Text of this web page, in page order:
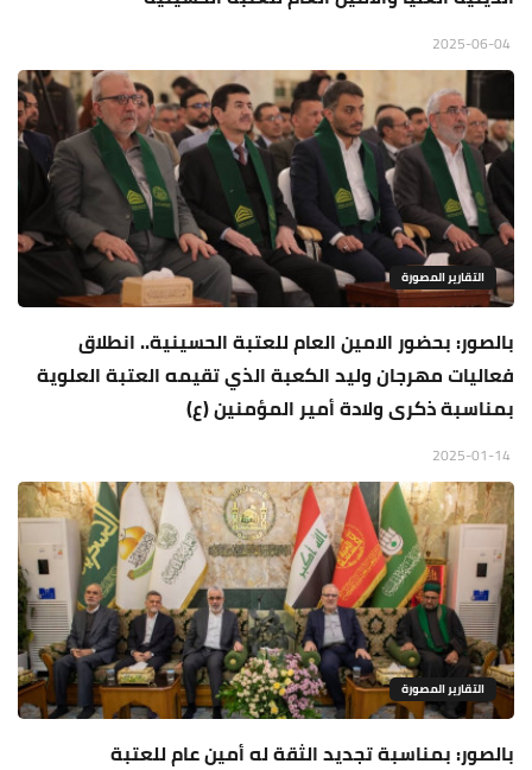
التقارير المصورة
بالصور: بحضور الامين العام للعتبة الحسينية.. انطلاق
فعاليات مهرجان وليد الكعبة الذي تقيمه العتبة العلوية
بمناسبة ذكرى ولادة أمير المؤمنين (ع)
التقارير المصورة
بالصور: بمناسبة تجديد الثقة له أمين عام للعتبة